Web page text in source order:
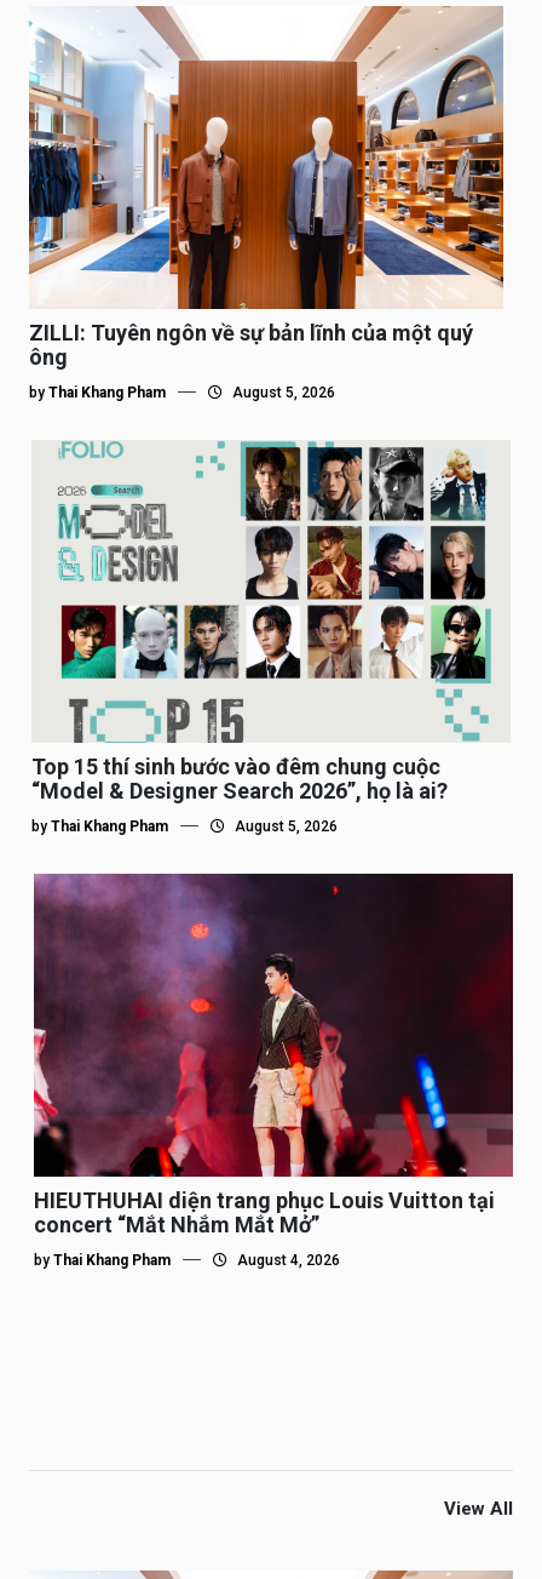
ZILLI: Tuyên ngôn về sự bản lĩnh của một quý
ông
by Thai Khang Pham August 5, 2026
Top 15 thí sinh bước vào đêm chung cuộc
“Model & Designer Search 2026”, họ là ai?
by Thai Khang Pham August 5, 2026
HIEUTHUHAI diện trang phục Louis Vuitton tại
concert “Mắt Nhắm Mắt Mở”
by Thai Khang Pham August 4, 2026
View All